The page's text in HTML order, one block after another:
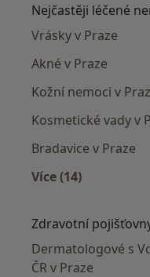
Nejčastěji léčené
Vrásky v Praze
Akné v Praze
Kožní nemoci v
Kosmetické vady v
Bradavice v Praze
Více (14)
Zdravotní
Dermatologové s
ČR v Praze